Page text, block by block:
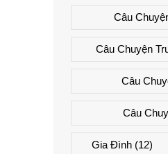
Câu
Câu Chuyện
Câu
Câu
Gia Đình(12)